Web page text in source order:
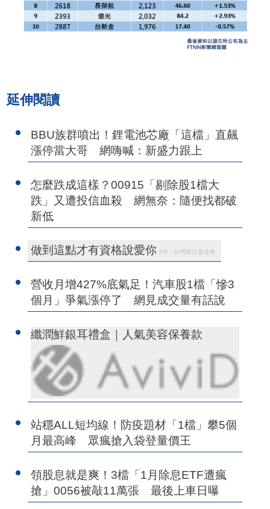
延伸閱讀
BBU族群噴出！鋰電池芯廠「這檔」直飆
漲停當大哥 網嗨喊：新盛力跟上
怎麼跌成這樣？00915「剔除股1檔大
跌」又遭投信血殺 網無奈：隨便找都破
新低
做到這點才有資格說愛你 PR・台灣癌症基金會
營收月增427%底氣足！汽車股1檔「慘3
個月」爭氣漲停了 網見成交量有話說
纖潤鮮銀耳禮盒｜人氣美容保養款
站穩ALL短均線！防疫題材「1檔」攀5個
月最高峰 眾瘋搶入袋登量價王
領股息就是爽！3檔「1月除息ETF遭瘋
搶」0056被敲11萬張 最後上車日曝